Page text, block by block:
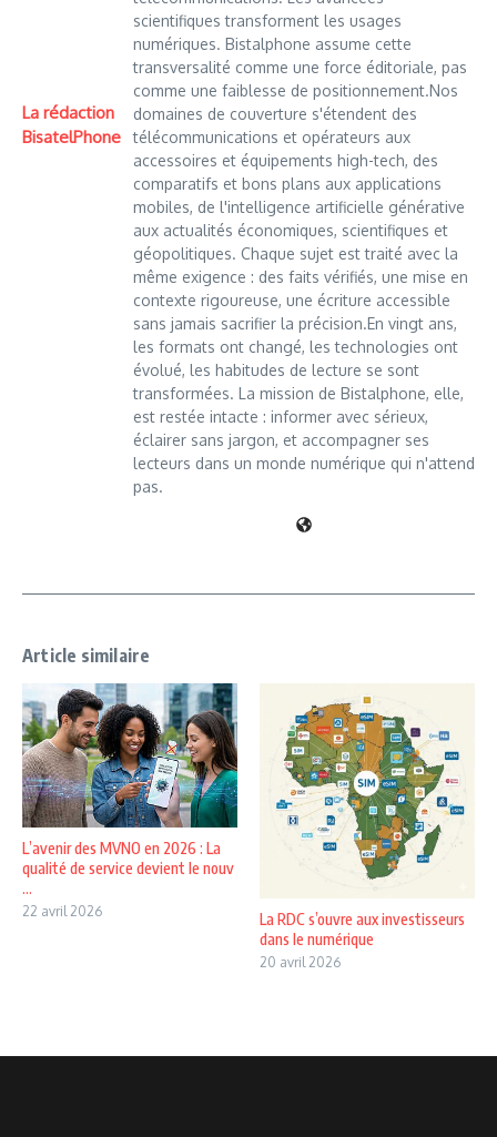
La rédaction
BisatelPhone
scientifiques transforment les usages
numériques. Bistalphone assume cette
transversalité comme une force éditoriale, pas
comme une faiblesse de positionnement.Nos
domaines de couverture s'étendent des
télécommunications et opérateurs aux
accessoires et équipements high-tech, des
comparatifs et bons plans aux applications
mobiles, de l'intelligence artificielle générative
aux actualités économiques, scientifiques et
géopolitiques. Chaque sujet est traité avec la
même exigence : des faits vérifiés, une mise en
contexte rigoureuse, une écriture accessible
sans jamais sacrifier la précision.En vingt ans,
les formats ont changé, les technologies ont
évolué, les habitudes de lecture se sont
transformées. La mission de Bistalphone, elle,
est restée intacte : informer avec sérieux,
éclairer sans jargon, et accompagner ses
lecteurs dans un monde numérique qui n'attend
pas.
Article similaire
L’avenir des MVNO en 2026 : La
qualité de service devient le nouv
...
22 avril 2026
La RDC s’ouvre aux investisseurs
dans le numérique
20 avril 2026